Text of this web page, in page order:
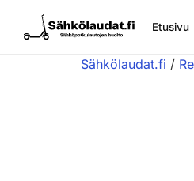
Etusivu
Sähkölaudat.fi /